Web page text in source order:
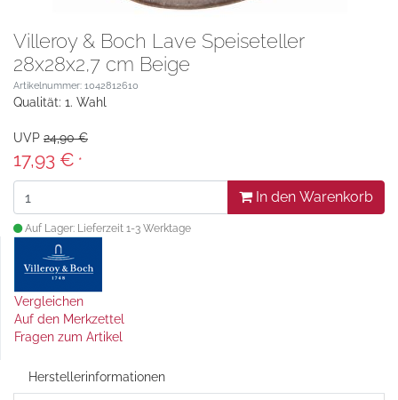
Villeroy & Boch Lave Speiseteller
28x28x2,7 cm Beige
Artikelnummer: 1042812610
Qualität: 1. Wahl
UVP 24,90 €
17,93 € *
In den Warenkorb
Auf Lager: Lieferzeit 1-3 Werktage
Vergleichen
Auf den Merkzettel
Fragen zum Artikel
Herstellerinformationen